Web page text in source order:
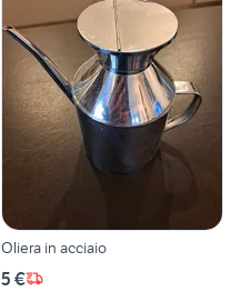
Oliera in acciaio
5 €